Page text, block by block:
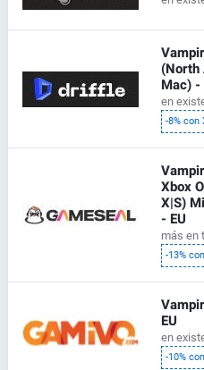
(North
Mac)
en
-8% con
Xbox
X|S)
- EU
más en
-13%
EU
en
-10%